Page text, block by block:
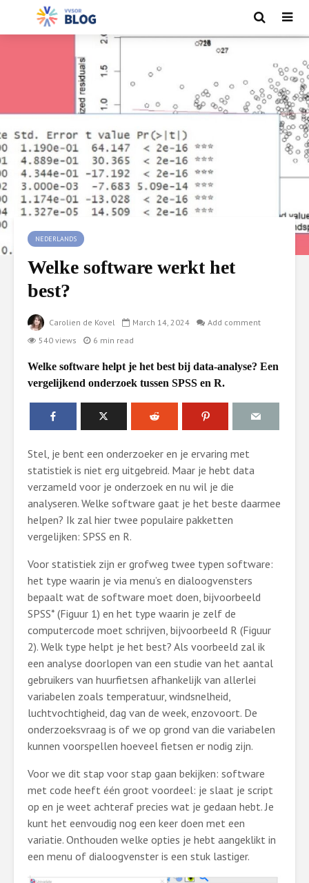
NEDERLANDS
Welke software werkt het
best?
Carolien de Kovel March 14, 2024
Add comment
540 views
6 min read
Welke software helpt je het best bij data-analyse? Een
vergelijkend onderzoek tussen SPSS en R.
Stel, je bent een onderzoeker en je ervaring met
statistiek is niet erg uitgebreid. Maar je hebt data
verzameld voor je onderzoek en nu wil je die
analyseren. Welke software gaat je het beste daarmee
helpen? Ik zal hier twee populaire pakketten
vergelijken: SPSS en R.
Voor statistiek zijn er grofweg twee typen software:
het type waarin je via menu’s en dialoogvensters
bepaalt wat de software moet doen, bijvoorbeeld
SPSS* (Figuur 1) en het type waarin je zelf de
computercode moet schrijven, bijvoorbeeld R (Figuur
2). Welk type helpt je het best? Als voorbeeld zal ik
een analyse doorlopen van een studie van het aantal
gebruikers van huurfietsen afhankelijk van allerlei
variabelen zoals temperatuur, windsnelheid,
luchtvochtigheid, dag van de week, enzovoort. De
onderzoeksvraag is of we op grond van die variabelen
kunnen voorspellen hoeveel fietsen er nodig zijn.
Voor we dit stap voor stap gaan bekijken: software
met code heeft één groot voordeel: je slaat je script
op en je weet achteraf precies wat je gedaan hebt. Je
kunt het eenvoudig nog een keer doen met een
variatie. Onthouden welke opties je hebt aangeklikt in
een menu of dialoogvenster is een stuk lastiger.